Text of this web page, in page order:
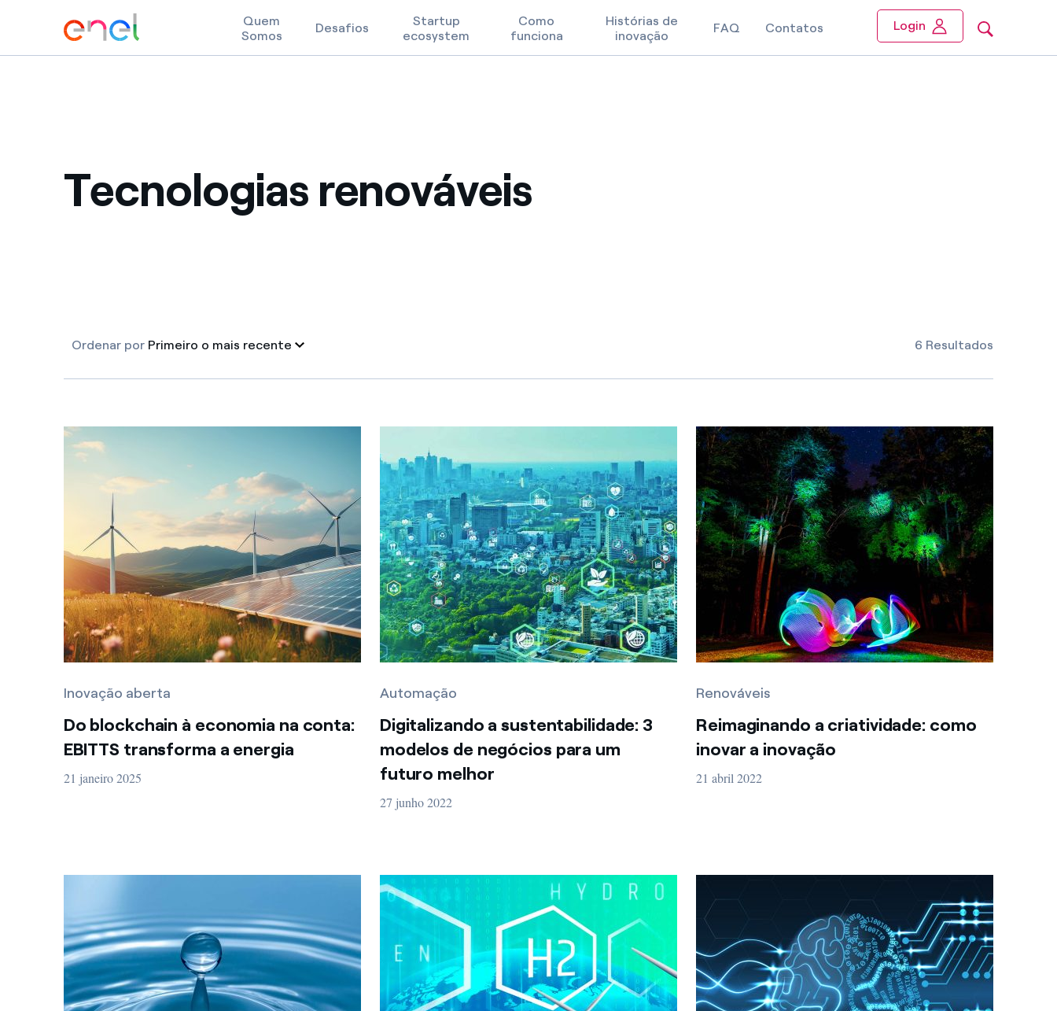
Skip to content
Quem
Somos
Desafios
Startup
ecosystem
Como
funciona
Histórias de
inovação
FAQ Contatos Login
FAQ
Tecnologias renováveis
Ordenar por Primeiro o mais recente 6 Resultados
Inovação aberta
Do blockchain à economia na conta:
EBITTS transforma a energia
21 janeiro 2025
Automação
Digitalizando a sustentabilidade: 3
modelos de negócios para um
futuro melhor
27 junho 2022
Renováveis
Reimaginando a criatividade: como
inovar a inovação
21 abril 2022